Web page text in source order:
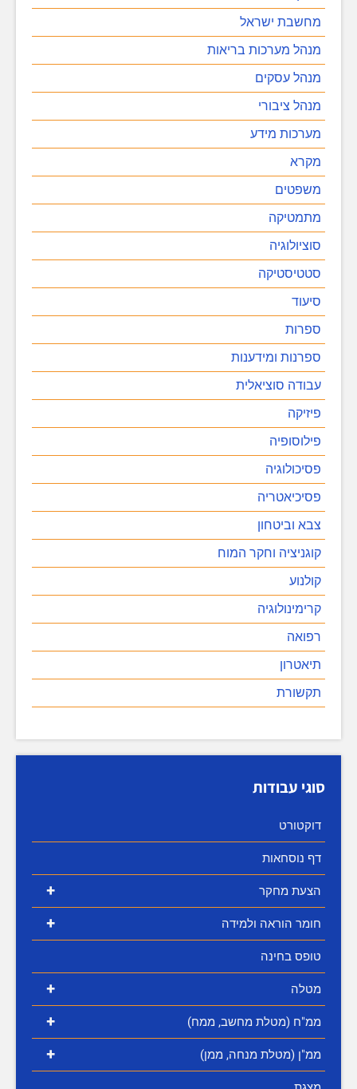
מחשבת ישראל
מנהל מערכות בריאות
מנהל עסקים
מנהל ציבורי
מערכות מידע
מקרא
משפטים
מתמטיקה
סוציולוגיה
סטטיסטיקה
סיעוד
ספרות
ספרנות ומידענות
עבודה סוציאלית
פיזיקה
פילוסופיה
פסיכולוגיה
פסיכיאטריה
צבא וביטחון
קוגניציה וחקר המוח
קולנוע
קרימינולוגיה
רפואה
תיאטרון
תקשורת
סוגי עבודות
דוקטורט
דף נוסחאות
+ הצעת מחקר
+
חומר הוראה ולמידה
טופס בחינה
+ מטלה
+ ממ"ח (מטלת מחשב, ממח)
+
ממ"ן (מטלת מנחה, ממן)